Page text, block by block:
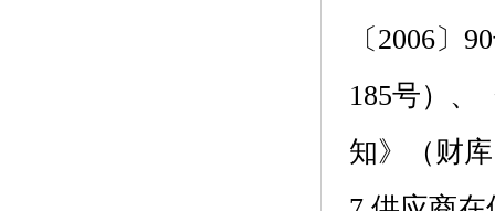
〔2006〕
185号）、
知》（财